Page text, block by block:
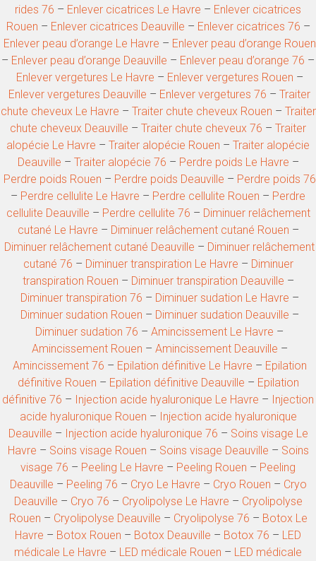
rides 76 – Enlever cicatrices Le Havre – Enlever cicatrices
Rouen – Enlever cicatrices Deauville – Enlever cicatrices 76 –
Enlever peau d’orange Le Havre – Enlever peau d’orange Rouen
– Enlever peau d’orange Deauville – Enlever peau d’orange 76 –
Enlever vergetures Le Havre – Enlever vergetures Rouen –
Enlever vergetures Deauville – Enlever vergetures 76 – Traiter
chute cheveux Le Havre – Traiter chute cheveux Rouen – Traiter
chute cheveux Deauville – Traiter chute cheveux 76 – Traiter
alopécie Le Havre – Traiter alopécie Rouen – Traiter alopécie
Deauville – Traiter alopécie 76 – Perdre poids Le Havre –
Perdre poids Rouen – Perdre poids Deauville – Perdre poids 76
– Perdre cellulite Le Havre – Perdre cellulite Rouen – Perdre
cellulite Deauville – Perdre cellulite 76 – Diminuer relâchement
cutané Le Havre – Diminuer relâchement cutané Rouen –
Diminuer relâchement cutané Deauville – Diminuer relâchement
cutané 76 – Diminuer transpiration Le Havre – Diminuer
transpiration Rouen – Diminuer transpiration Deauville –
Diminuer transpiration 76 – Diminuer sudation Le Havre –
Diminuer sudation Rouen – Diminuer sudation Deauville –
Diminuer sudation 76 – Amincissement Le Havre –
Amincissement Rouen – Amincissement Deauville –
Amincissement 76 – Epilation définitive Le Havre – Epilation
définitive Rouen – Epilation définitive Deauville – Epilation
définitive 76 – Injection acide hyaluronique Le Havre – Injection
acide hyaluronique Rouen – Injection acide hyaluronique
Deauville – Injection acide hyaluronique 76 – Soins visage Le
Havre – Soins visage Rouen – Soins visage Deauville – Soins
visage 76 – Peeling Le Havre – Peeling Rouen – Peeling
Deauville – Peeling 76 – Cryo Le Havre – Cryo Rouen – Cryo
Deauville – Cryo 76 – Cryolipolyse Le Havre – Cryolipolyse
Rouen – Cryolipolyse Deauville – Cryolipolyse 76 – Botox Le
Havre – Botox Rouen – Botox Deauville – Botox 76 – LED
médicale Le Havre – LED médicale Rouen – LED médicale